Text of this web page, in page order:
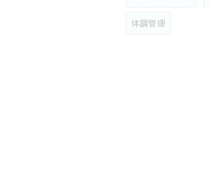
体調管理